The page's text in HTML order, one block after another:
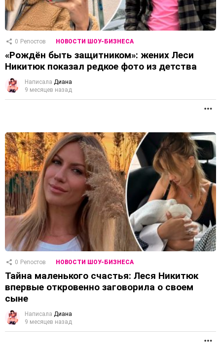
0 Репостов НОВОСТИ ШОУ-БИЗНЕСА
«Рождён быть защитником»: жених Леси
Никитюк показал редкое фото из детства
Написала Диана
9 месяцев назад
0 Репостов НОВОСТИ ШОУ-БИЗНЕСА
Тайна маленького счастья: Леся Никитюк
впервые откровенно заговорила о своем
сыне
Написала Диана
9 месяцев назад